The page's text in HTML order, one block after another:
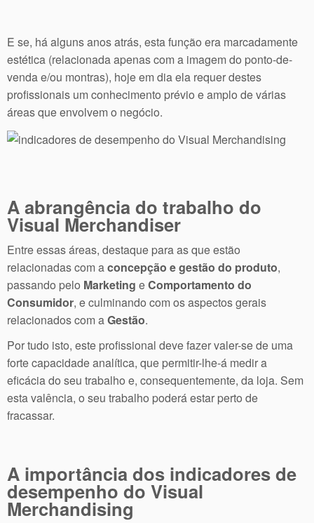
E se, há alguns anos atrás, esta função era marcadamente
estética (relacionada apenas com a imagem do ponto-de-
venda e/ou montras), hoje em dia ela requer destes
profissionais um conhecimento prévio e amplo de várias
áreas que envolvem o negócio.
A abrangência do trabalho do
Visual Merchandiser
Entre essas áreas, destaque para as que estão
relacionadas com aconcepção e gestão do produto,
passando pelo Marketing eComportamento do
Consumidor, e culminando com os aspectos gerais
relacionados com aGestão.
Por tudo isto, este profissional deve fazer valer-se de uma
forte capacidade analítica, que permitir-lhe-á medir a
eficácia do seu trabalho e, consequentemente, da loja. Sem
esta valência, o seu trabalho poderá estar perto de
fracassar.
A importância dos indicadores de
desempenho do Visual
Merchandising